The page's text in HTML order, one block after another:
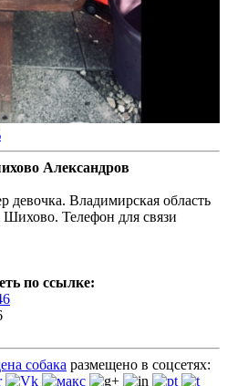
Александров
девочка. Владимирская область
Шихово. Телефон для связи
по ссылке:
собака размещено в соцсетях: